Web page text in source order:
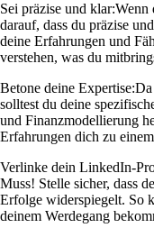
Sei präzise und klar:Wenn
darauf, dass du präzise
deine Erfahrungen und
verstehen, was du
Betone deine Expertise:
solltest du deine
und Finanzmodellierung
Erfahrungen dich zu
Verlinke dein LinkedIn-
Muss! Stelle sicher, dass
Erfolge widerspiegelt. So
deinem Werdegang